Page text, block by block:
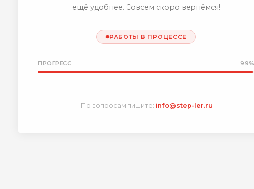
ещё удобнее. Совсем скоро вернёмся!
РАБОТЫ В ПРОЦЕССЕ
ПРОГРЕСС 99%
По вопросам пишите: info@step-ler.ru